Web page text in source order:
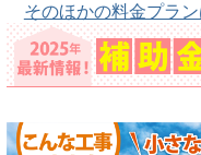
そのほかの料金プラ